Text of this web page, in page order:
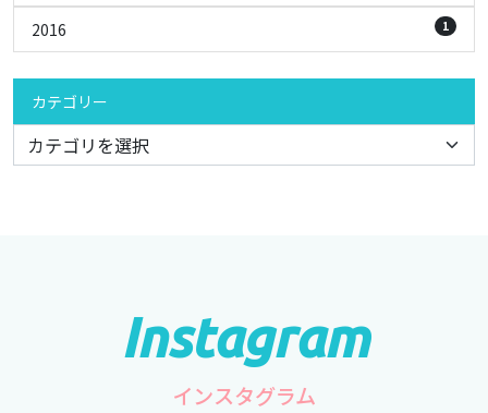
2016 1
カテゴリー
インスタグラム